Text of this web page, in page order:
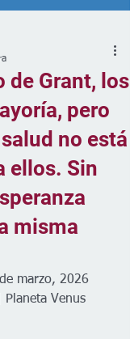
de Grant, los
pero
no está
ellos. Sin
misma
marzo, 2026
Venus